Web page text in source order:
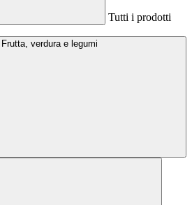
Tutti i prodotti
Frutta, verdura e legumi